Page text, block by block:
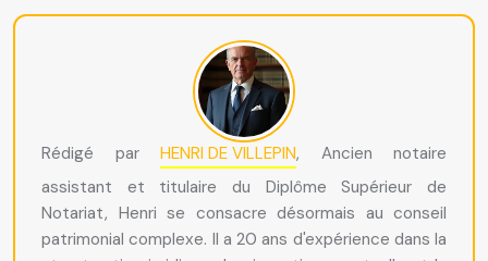
Rédigé par HENRI DE VILLEPIN, Ancien notaire
assistant et titulaire du Diplôme Supérieur de
Notariat, Henri se consacre désormais au conseil
patrimonial complexe. Il a 20 ans d'expérience dans la